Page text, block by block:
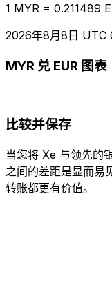
1 MYR = 0.211489
2026年8月8日 UTC
MYR 兑 EUR 图表
比较并保存
当您将 Xe 与领先的
之间的差距是显而易
转账都更有价值。